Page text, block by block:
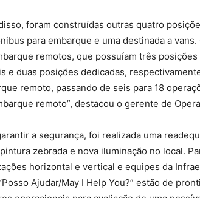
foram construídas outras quatro
para embarque e uma destinada a
remotos, que possuíam três
e duas posições dedicadas,
remoto, passando de seis para 18
remoto”, destacou o gerente de
a segurança, foi realizada uma
zebrada e nova iluminação no local.
horizontal e vertical e equipes da
Ajudar/May I Help You?” estão de